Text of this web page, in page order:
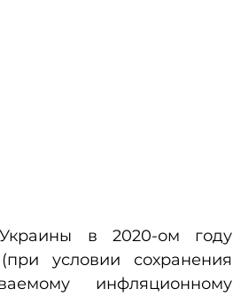
в 2020-ом году
условии сохранения
инфляционному